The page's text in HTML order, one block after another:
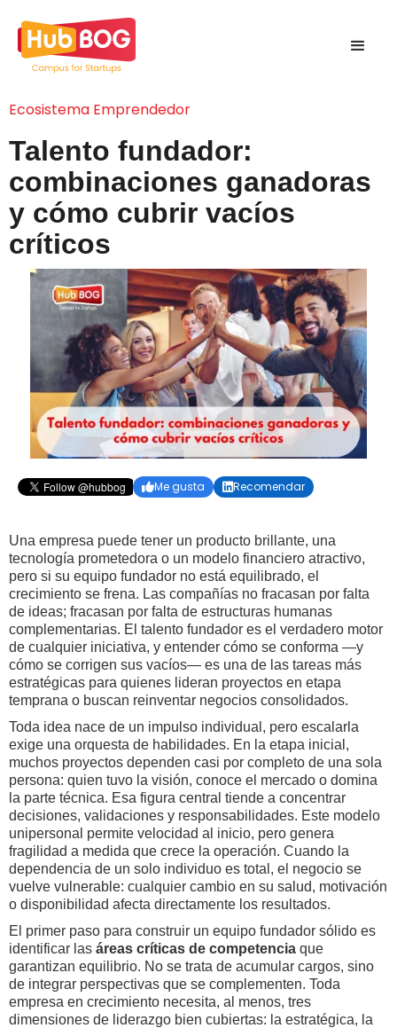
Ecosistema Emprendedor
Talento fundador:
combinaciones ganadoras
y cómo cubrir vacíos
críticos
Me gusta Recomendar
Una empresa puede tener un producto brillante, una
tecnología prometedora o un modelo financiero atractivo,
pero si su equipo fundador no está equilibrado, el
crecimiento se frena. Las compañías no fracasan por falta
de ideas; fracasan por falta de estructuras humanas
complementarias. El talento fundador es el verdadero motor
de cualquier iniciativa, y entender cómo se conforma —y
cómo se corrigen sus vacíos— es una de las tareas más
estratégicas para quienes lideran proyectos en etapa
temprana o buscan reinventar negocios consolidados.
Toda idea nace de un impulso individual, pero escalarla
exige una orquesta de habilidades. En la etapa inicial,
muchos proyectos dependen casi por completo de una sola
persona: quien tuvo la visión, conoce el mercado o domina
la parte técnica. Esa figura central tiende a concentrar
decisiones, validaciones y responsabilidades. Este modelo
unipersonal permite velocidad al inicio, pero genera
fragilidad a medida que crece la operación. Cuando la
dependencia de un solo individuo es total, el negocio se
vuelve vulnerable: cualquier cambio en su salud, motivación
o disponibilidad afecta directamente los resultados.
El primer paso para construir un equipo fundador sólido es
identificar las áreas críticas de competencia que
garantizan equilibrio. No se trata de acumular cargos, sino
de integrar perspectivas que se complementen. Toda
empresa en crecimiento necesita, al menos, tres
dimensiones de liderazgo bien cubiertas: la estratégica, la